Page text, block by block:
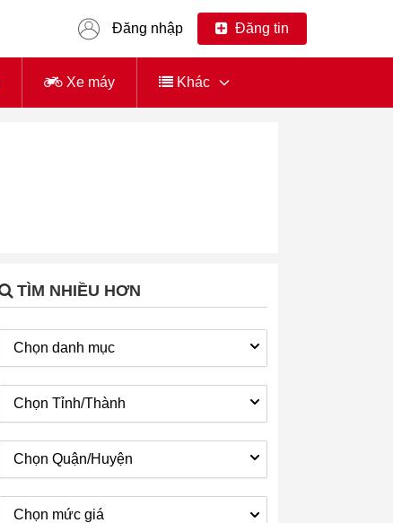
Đăng nhập Đăng tin
Xe máy Khác
TÌM NHIỀU HƠN
Chọn danh mục
Chọn Tỉnh/Thành
Chọn Quận/Huyện
Chọn mức giá